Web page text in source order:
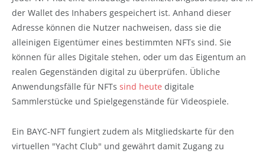
der Wallet des Inhabers gespeichert ist. Anhand dieser
Adresse können die Nutzer nachweisen, dass sie die
alleinigen Eigentümer eines bestimmten NFTs sind. Sie
können für alles Digitale stehen, oder um das Eigentum an
realen Gegenständen digital zu überprüfen. Übliche
Anwendungsfälle für NFTs sind heute digitale
Sammlerstücke und Spielgegenstände für Videospiele.
Ein BAYC-NFT fungiert zudem als Mitgliedskarte für den
virtuellen "Yacht Club" und gewährt damit Zugang zu